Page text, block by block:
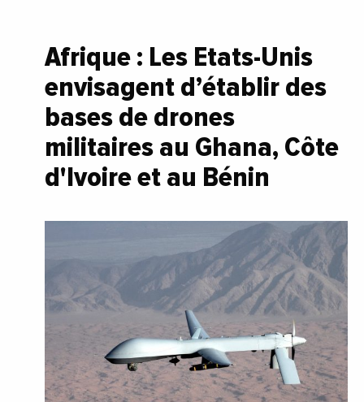
Afrique : Les Etats-Unis
envisagent d’établir des
bases de drones
militaires au Ghana, Côte
d'Ivoire et au Bénin